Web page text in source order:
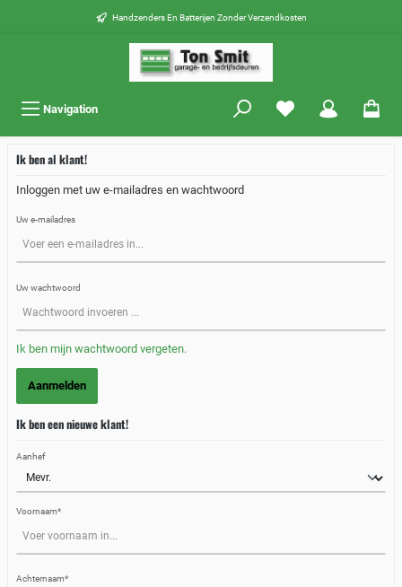
Handzenders En Batterijen Zonder Verzendkosten
Navigation
Ik ben al klant!
Inloggen met uw e-mailadres en wachtwoord
Uw e-mailadres
Uw wachtwoord
Ik ben mijn wachtwoord vergeten.
Aanmelden
Ik ben een nieuwe klant!
Aanhef
Voornaam*
Achternaam*